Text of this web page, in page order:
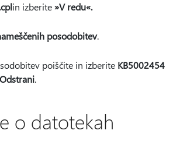
in izberite»V redu«.
posodobitev.
poiščite in izberite KB5002454
Odstrani.
o datotekah